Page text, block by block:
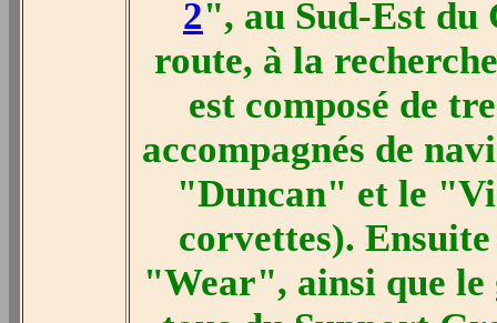
2", au Sud-Est du
route, à la
est composé de
accompagnés de
"Duncan" et le
corvettes).
"Wear", ainsi que le